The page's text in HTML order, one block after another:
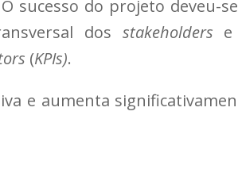
sucesso do projeto deveu-
dos stakeholders
(KPIs).
e aumenta